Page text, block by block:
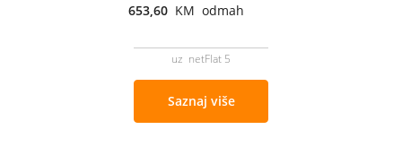
653,60 KM odmah
uz netFlat 5
Saznaj više